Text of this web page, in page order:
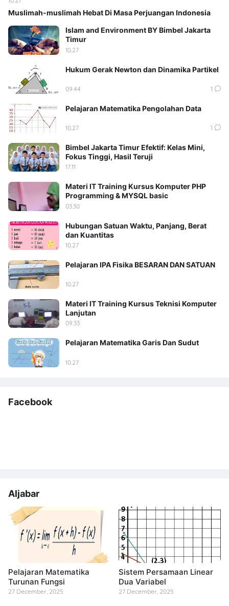
Muslimah-muslimah Hebat Di Masa Perjuangan Indonesia
Islam and Environment BY Bimbel Jakarta
Timur
10.27
Hukum Gerak Newton dan Dinamika Partikel
09.44 1
Pelajaran Matematika Pengolahan Data
10.27 1
Bimbel Jakarta Timur Efektif: Kelas Mini,
Fokus Tinggi, Hasil Teruji
17.11
Materi IT Training Kursus Komputer PHP
Programming & MYSQL basic
03.30
Hubungan Satuan Waktu, Panjang, Berat
dan Kuantitas
10.27
Pelajaran IPA Fisika BESARAN DAN SATUAN
10.27
Materi IT Training Kursus Teknisi Komputer
Lanjutan
09.33
Pelajaran Matematika Garis Dan Sudut
10.27
Facebook
Aljabar
Pelajaran Matematika
Turunan Fungsi
27 December, 2025
Sistem Persamaan Linear
Dua Variabel
27 December, 2025